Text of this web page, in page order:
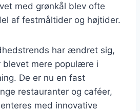
med grønkål blev ofte
af festmåltider og højtider.
har ændret sig,
blevet mere populære i
De er nu en fast
restauranter og caféer,
med innovative